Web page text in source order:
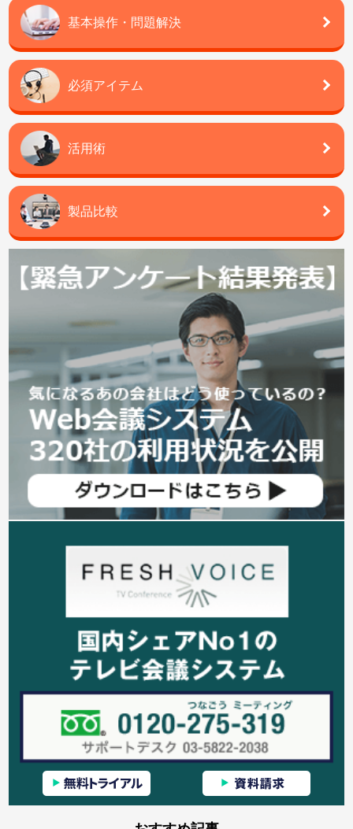
基本操作・問題解決
必須アイテム
活用術
製品比較